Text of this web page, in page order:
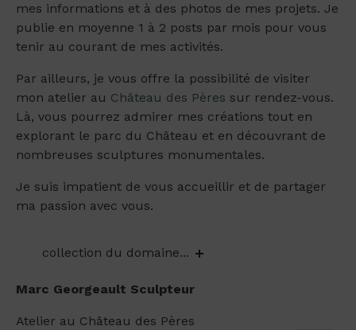
mes informations et à des photos de mes projets. Je
publie en moyenne 1 à 2 posts par mois pour vous
tenir au courant de mes activités.
Par ailleurs, je vous offre la possibilité de visiter
mon atelier au Château des Pères sur rendez-vous.
Là, vous pourrez admirer mes créations tout en
explorant le parc du Château et en découvrant de
nombreuses sculptures monumentales.
Je suis impatient de vous accueillir et de partager
ma passion avec vous.
collection du domaine...
Marc Georgeault Sculpteur
Atelier au Château des Pères